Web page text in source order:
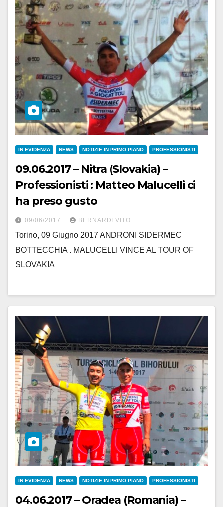
IN EVIDENZA NEWS NOTIZIE IN PRIMO PIANO PROFESSIONISTI
09.06.2017 – Nitra (Slovakia) –
Professionisti : Matteo Malucelli ci
ha preso gusto
09/06/2017 BERNARDI VITO
Torino, 09 Giugno 2017 ANDRONI SIDERMEC
BOTTECCHIA , MALUCELLI VINCE AL TOUR OF
SLOVAKIA
IN EVIDENZA NEWS NOTIZIE IN PRIMO PIANO PROFESSIONISTI
04.06.2017 – Oradea (Romania) –